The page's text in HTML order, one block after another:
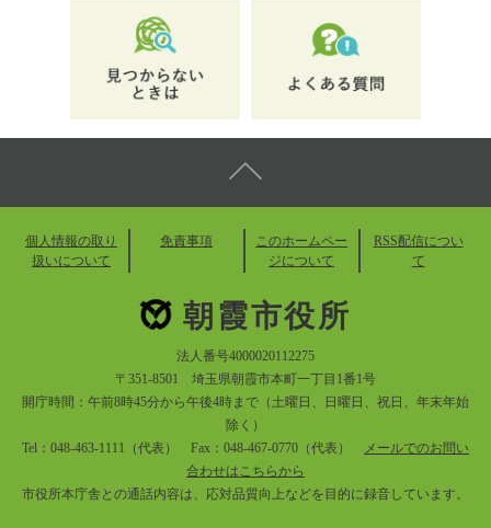
個人情報の取り
扱いについて
免責事項
このホームペー
ジについて
RSS配信につい
て
朝霞市役所
法人番号4000020112275
〒351-8501 埼玉県朝霞市本町一丁目1番1号
開庁時間：午前8時45分から午後4時まで（土曜日、日曜日、祝日、年末年始
除く）
Tel：048-463-1111（代表） Fax：048-467-0770（代表）
メールでのお問い
合わせはこちらから
市役所本庁舎との通話内容は、応対品質向上などを目的に録音しています。